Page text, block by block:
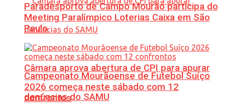
Câmara aprova abertura de CPI para apurar
denúncias do SAMU
Paradesporto de Campo Mourão participa do
Meeting Paralímpico Loterias Caixa em São
Paulo
Campeonato Mourãoense de Futebol Suíço
2026 começa neste sábado com 12
confrontos